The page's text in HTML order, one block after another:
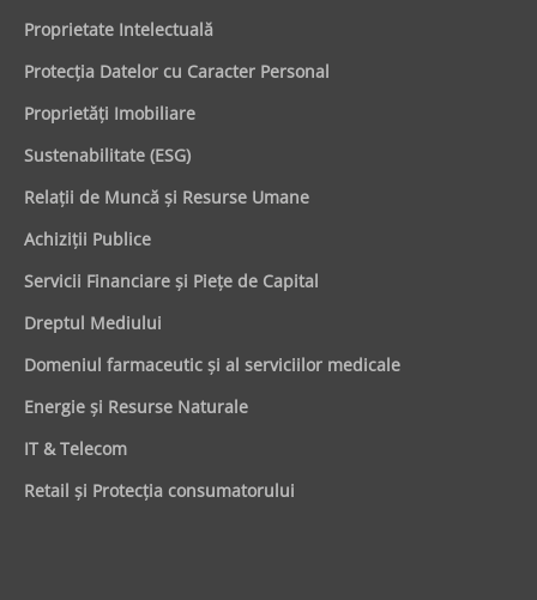
Proprietate Intelectuală
Protecţia Datelor cu Caracter Personal
Proprietăţi Imobiliare
Sustenabilitate (ESG)
Relaţii de Muncă şi Resurse Umane
Achiziţii Publice
Servicii Financiare şi Pieţe de Capital
Dreptul Mediului
Domeniul farmaceutic și al serviciilor medicale
Energie şi Resurse Naturale
IT & Telecom
Retail şi Protecţia consumatorului